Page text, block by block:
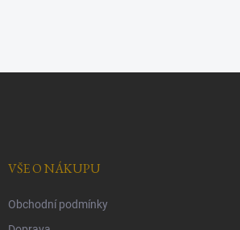
VŠE O NÁKUPU
Obchodní podmínky